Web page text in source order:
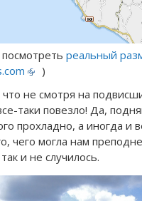
реальный
)
не смотря на
таки повезло! Да,
прохладно, а иногда и
чего могла нам
и не случилось.